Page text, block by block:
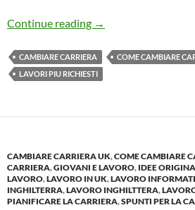
Continue reading Cambiare Carriera
→
CAMBIARE CARRIERA
COME CAMBIARE
LAVORI PIU RICHIESTI
CAMBIARE CARRIERA UK,COME CAMBIARE
CARRIERA,GIOVANI E LAVORO, IDEE
LAVORO,LAVORO IN UK,LAVORO
INGHILTERRA,LAVORO INGHILTTERA,
PIANIFICARE LA CARRIERA,SPUNTI PER LA